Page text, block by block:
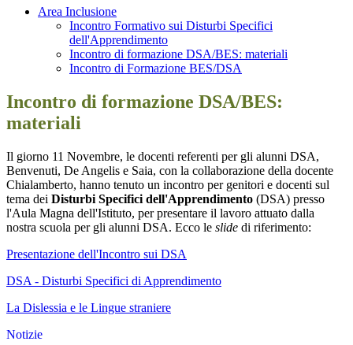
Area Inclusione
Incontro Formativo sui Disturbi Specifici
dell'Apprendimento
Incontro di formazione DSA/BES: materiali
Incontro di Formazione BES/DSA
Incontro di formazione DSA/BES:
materiali
Il giorno 11 Novembre, le docenti referenti per gli alunni DSA,
Benvenuti, De Angelis e Saia, con la collaborazione della docente
Chialamberto, hanno tenuto un incontro per genitori e docenti sul
tema dei Disturbi Specifici dell'Apprendimento (DSA) presso
l'Aula Magna dell'Istituto, per presentare il lavoro attuato dalla
nostra scuola per gli alunni DSA. Ecco le slide di riferimento:
Presentazione dell'Incontro sui DSA
DSA - Disturbi Specifici di Apprendimento
La Dislessia e le Lingue straniere
Notizie